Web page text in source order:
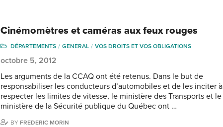
Cinémomètres et caméras aux feux rouges
DÉPARTEMENTS GENERAL VOS DROITS ET VOS OBLIGATIONS
octobre 5, 2012
Les arguments de la CCAQ ont été retenus. Dans le but de
responsabiliser les conducteurs d’automobiles et de les inciter à
respecter les limites de vitesse, le ministère des Transports et le
ministère de la Sécurité publique du Québec ont …
BY FREDERIC MORIN